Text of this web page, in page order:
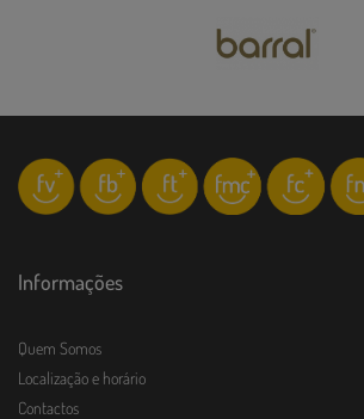
Informações
Quem Somos
Localização e horário
Contactos